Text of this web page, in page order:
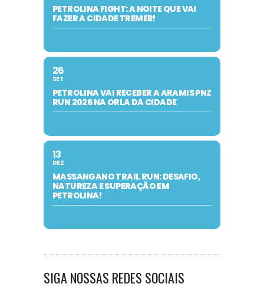
PETROLINA FIGHT: A NOITE QUE VAI
FAZER A CIDADE TREMER!
26
SET
PETROLINA VAI RECEBER A ARAMIS PNZ
RUN 2026 NA ORLA DA CIDADE
13
DEZ
MASSANGANO TRAIL RUN: DESAFIO,
NATUREZA E SUPERAÇÃO EM
PETROLINA!
SIGA NOSSAS REDES SOCIAIS